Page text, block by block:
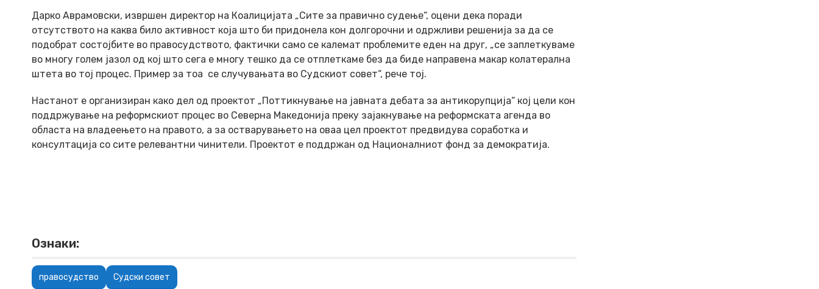
Дарко Аврамовски, извршен директор на Коалицијата „Сите за правично судење“, оцени дека поради
отсутството на каква било активност која што би придонела кон долгорочни и одржливи решенија за да се
подобрат состојбите во правосудството, фактички само се калемат проблемите еден на друг, „се заплеткуваме
во многу голем јазол од кој што сега е многу тешко да се отплеткаме без да биде направена макар колатерална
штета во тој процес. Пример за тоа се случувањата во Судскиот совет“, рече тој.
Настанот е организиран како дел од проектот „Поттикнување на јавната дебата за антикорупција“ кој цели кон
поддржување на реформскиот процес во Северна Македонија преку зајакнување на реформската агенда во
областа на владеењето на правото, а за остварувањето на оваа цел проектот предвидува соработка и
консултација со сите релевантни чинители. Проектот е поддржан од Националниот фонд за демократија.
Ознаки:
правосудство Судски совет